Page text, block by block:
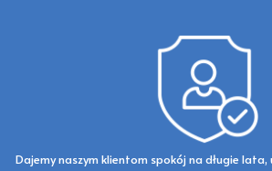
Dajemy naszym klientom spokój na długie